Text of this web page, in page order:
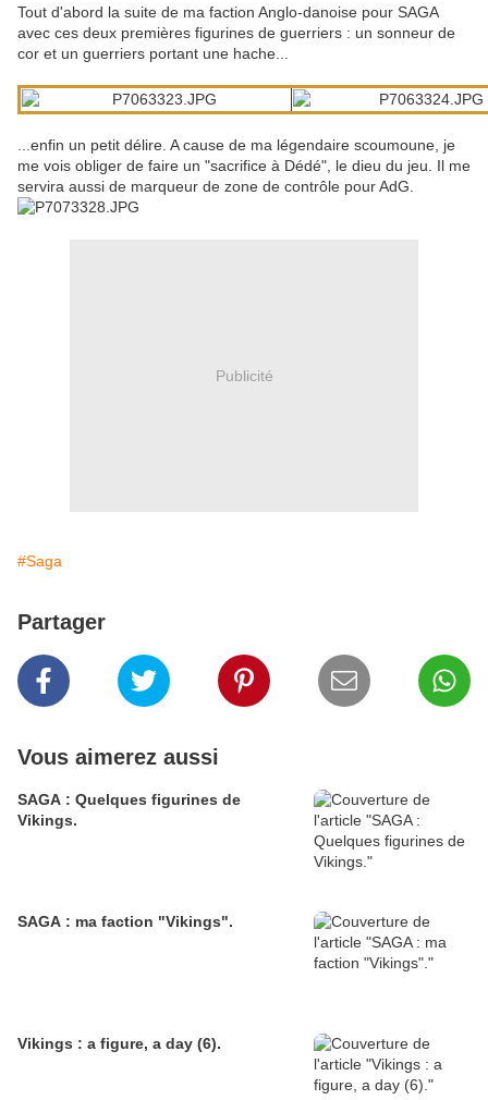
Tout d'abord la suite de ma faction Anglo-danoise pour SAGA
avec ces deux premières figurines de guerriers : un sonneur de
cor et un guerriers portant une hache...
...enfin un petit délire. A cause de ma légendaire scoumoune, je
me vois obliger de faire un "sacrifice à Dédé", le dieu du jeu. Il me
servira aussi de marqueur de zone de contrôle pour AdG.
Publicité
#Saga
Partager
Vous aimerez aussi
SAGA : Quelques figurines de
Vikings.
SAGA : ma faction "Vikings".
Vikings : a figure, a day (6).